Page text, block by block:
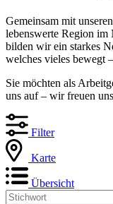
Gemeinsam mit
lebenswerte Region im
bilden wir ein starkes
welches vieles bewegt
Sie möchten als
uns auf – wir freuen
Filter
Karte
Übersicht